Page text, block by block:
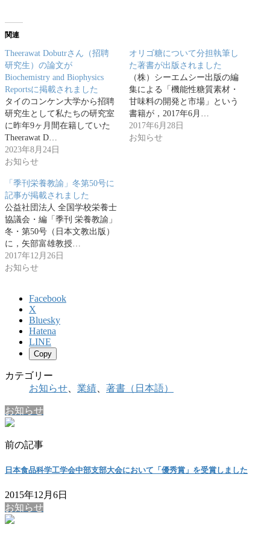
関連
Theerawat Dobutrさん（招聘
研究生）の論文が
Biochemistry and Biophysics
Reportsに掲載されました
タイのコンケン大学から招聘
研究生として私たちの研究室
に昨年9ヶ月間在籍していた
Theerawat D…
2023年8月24日
お知らせ
オリゴ糖について分担執筆し
た著書が出版されました
（株）シーエムシー出版の編
集による「機能性糖質素材・
甘味料の開発と市場」という
書籍が，2017年6月…
2017年6月28日
お知らせ
「季刊栄養教諭」冬第50号に
記事が掲載されました
公益社団法人 全国学校栄養士
協議会・編「季刊 栄養教諭」
冬・第50号（日本文教出版）
に，矢部富雄教授…
2017年12月26日
お知らせ
Facebook
X
Bluesky
Hatena
LINE
Copy
カテゴリー
お知らせ
業績 著書（日本語）
お知らせ
前の記事
日本食品科学工学会中部支部大会において「優秀賞」を受賞しました
2015年12月6日
お知らせ